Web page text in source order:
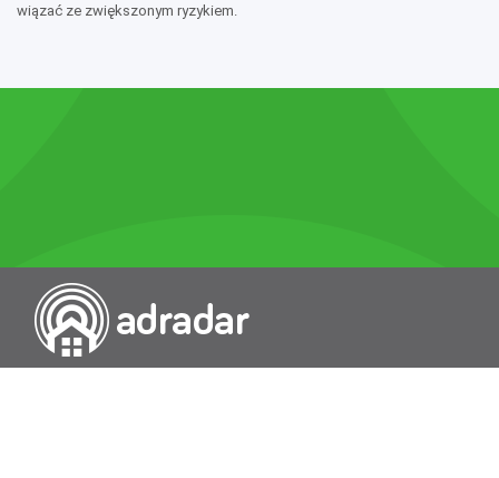
wiązać ze zwiększonym ryzykiem.